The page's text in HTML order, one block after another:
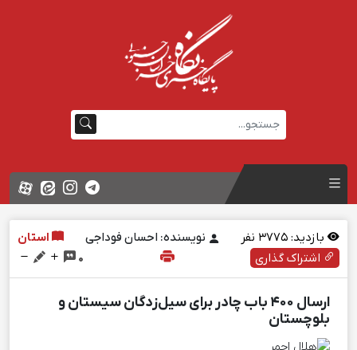
بازدید: نفر نویسنده: احسان فوداجی
استان
اشتراک گذاری
0
ارسال ۴۰۰ باب چادر برای سیل‌زدگان سیستان‌ و
بلوچستان